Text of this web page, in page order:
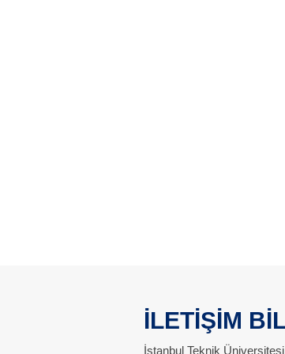
İLETİŞİM
İstanbul Teknik